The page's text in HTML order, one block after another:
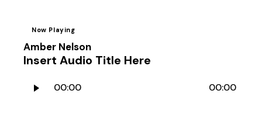
Now Playing
Amber Nelson
Insert Audio Title Here
Audio
00:00 00:00